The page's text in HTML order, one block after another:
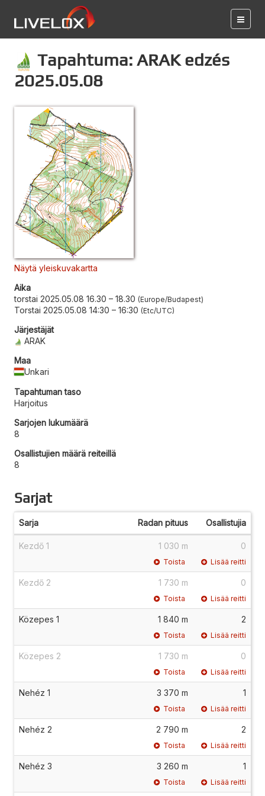
Tapahtuma: ARAK edzés
2025.05.08
Näytä yleiskuvakartta
Aika
torstai 2025.05.08 16.30 – 18.30 Europe/Budapest
Torstai 2025.05.08 14:30 – 16:30 Etc/UTC
Järjestäjät
ARAK
Maa
Unkari
Tapahtuman taso
Harjoitus
Sarjojen lukumäärä
8
Osallistujien määrä reiteillä
8
Sarjat
Sarja Radan pituus Osallistujia
Kezdő 1 1 030 m 0
Toista Lisää reitti
Kezdő 2 1 730 m 0
Toista Lisää reitti
Közepes 1 1 840 m 2
Toista Lisää reitti
Közepes 2 1 730 m 0
Toista Lisää reitti
Nehéz 1 3 370 m 1
Toista Lisää reitti
Nehéz 2 2 790 m 2
Toista Lisää reitti
Nehéz 3 3 260 m 1
Toista Lisää reitti